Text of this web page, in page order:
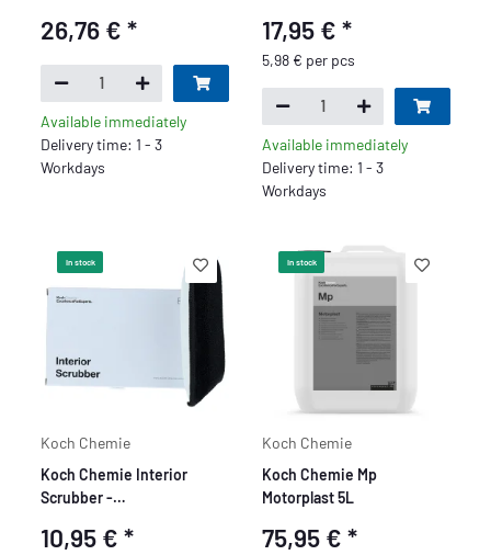
26,76 €*
Available immediately
Delivery time: 1 - 3
Workdays
17,95 € *
5,98 € per pcs
Available immediately
Delivery time: 1 - 3
Workdays
In stock
Koch Chemie
Koch Chemie Interior
Scrubber -
10,95 €*
In stock
Koch Chemie
Koch Chemie Mp
Motorplast 5L
75,95 € *